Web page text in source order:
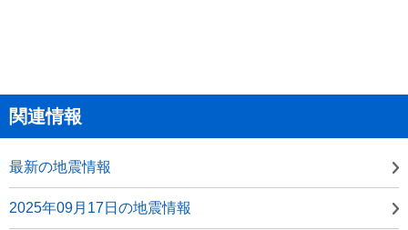
関連情報
最新の地震情報
2025年09月17日の地震情報